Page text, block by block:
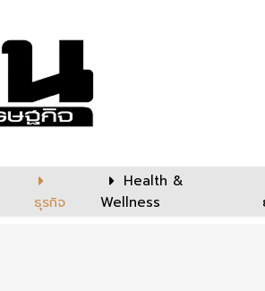
ธุรกิจ
Health &
Wellness